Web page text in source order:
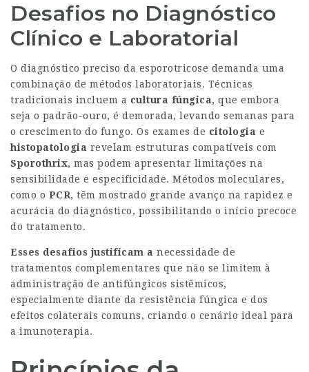
Desafios no Diagnóstico
Clínico e Laboratorial
O diagnóstico preciso da esporotricose demanda uma
combinação de métodos laboratoriais. Técnicas
tradicionais incluem a cultura fúngica, que embora
seja o padrão-ouro, é demorada, levando semanas para
o crescimento do fungo. Os exames de citologia e
histopatologia revelam estruturas compatíveis com
Sporothrix, mas podem apresentar limitações na
sensibilidade e especificidade. Métodos moleculares,
como o PCR, têm mostrado grande avanço na rapidez e
acurácia do diagnóstico, possibilitando o início precoce
do tratamento.
Esses desafios justificam a necessidade de
tratamentos complementares que não se limitem à
administração de antifúngicos sistêmicos,
especialmente diante da resistência fúngica e dos
efeitos colaterais comuns, criando o cenário ideal para
a imunoterapia.